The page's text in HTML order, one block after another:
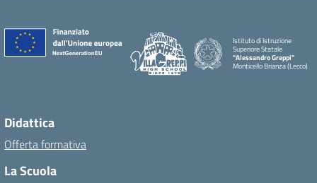
Istituto di Istruzione
Superiore Statale
"Alessandro Greppi"
Monticello Brianza (Lecco)
Didattica
Offerta formativa
La Scuola